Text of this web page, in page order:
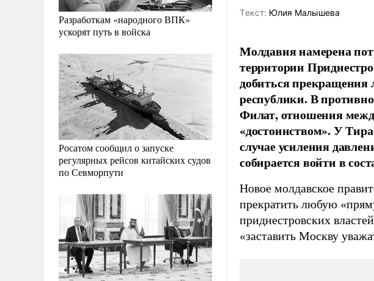
Разработкам «народного ВПК»
ускорят путь в войска
Росатом сообщил о запуске
регулярных рейсов китайских судов
по Севморпути
Tекст: Юлия Малышева
Молдавия намерена
территории
добиться
республики. В
Филат, отношения
«достоинством». У
случае усиления
собирается войти в
Новое молдавское
прекратить любую
приднестровских
«заставить Москву